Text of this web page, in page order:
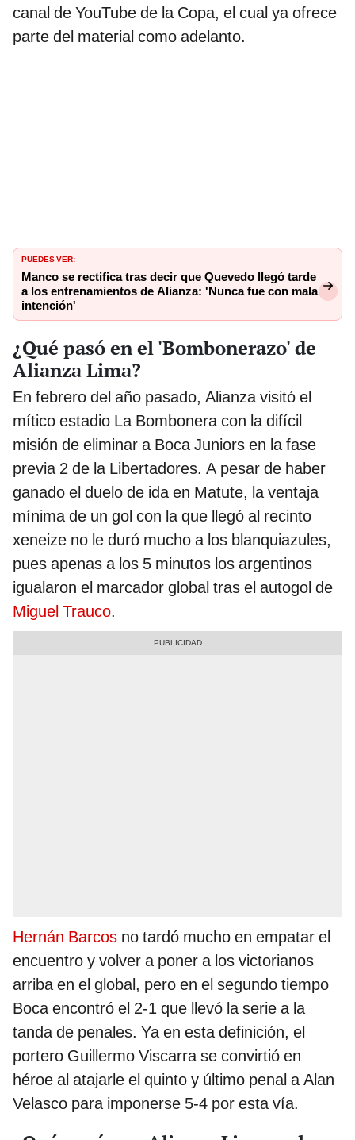
canal de YouTube de la Copa, el cual ya ofrece
parte del material como adelanto.
PUEDES VER:
Manco se rectifica tras decir que Quevedo llegó tarde
a los entrenamientos de Alianza: 'Nunca fue con mala
intención'
¿Qué pasó en el 'Bombonerazo' de
Alianza Lima?
En febrero del año pasado, Alianza visitó el
mítico estadio La Bombonera con la difícil
misión de eliminar a Boca Juniors en la fase
previa 2 de la Libertadores. A pesar de haber
ganado el duelo de ida en Matute, la ventaja
mínima de un gol con la que llegó al recinto
xeneize no le duró mucho a los blanquiazules,
pues apenas a los 5 minutos los argentinos
igualaron el marcador global tras el autogol de
Miguel Trauco.
Hernán Barcos no tardó mucho en empatar el
encuentro y volver a poner a los victorianos
arriba en el global, pero en el segundo tiempo
Boca encontró el 2-1 que llevó la serie a la
tanda de penales. Ya en esta definición, el
portero Guillermo Viscarra se convirtió en
héroe al atajarle el quinto y último penal a Alan
Velasco para imponerse 5-4 por esta vía.